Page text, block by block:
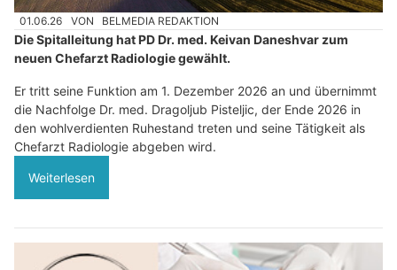
01.06.26 VON BELMEDIA REDAKTION
Die Spitalleitung hat PD Dr. med. Keivan Daneshvar zum
neuen Chefarzt Radiologie gewählt.
Er tritt seine Funktion am 1. Dezember 2026 an und übernimmt
die Nachfolge Dr. med. Dragoljub Pisteljic, der Ende 2026 in
den wohlverdienten Ruhestand treten und seine Tätigkeit als
Chefarzt Radiologie abgeben wird.
Weiterlesen